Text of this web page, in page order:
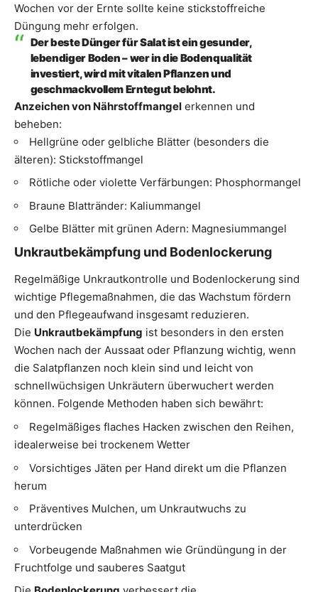
Wochen vor der Ernte sollte keine stickstoffreiche
Düngung mehr erfolgen.
Der beste Dünger für Salat ist ein gesunder,
lebendiger Boden – wer in die Bodenqualität
investiert, wird mit vitalen Pflanzen und
geschmackvollem Erntegut belohnt.
Anzeichen von Nährstoffmangel erkennen und
beheben:
Hellgrüne oder gelbliche Blätter (besonders die
älteren): Stickstoffmangel
Rötliche oder violette Verfärbungen: Phosphormangel
Braune Blattränder: Kaliummangel
Gelbe Blätter mit grünen Adern: Magnesiummangel
Unkrautbekämpfung und Bodenlockerung
Regelmäßige Unkrautkontrolle und Bodenlockerung sind
wichtige Pflegemaßnahmen, die das Wachstum fördern
und den Pflegeaufwand insgesamt reduzieren.
Die Unkrautbekämpfung ist besonders in den ersten
Wochen nach der Aussaat oder Pflanzung wichtig, wenn
die Salatpflanzen noch klein sind und leicht von
schnellwüchsigen Unkräutern überwuchert werden
können. Folgende Methoden haben sich bewährt:
Regelmäßiges flaches Hacken zwischen den Reihen,
idealerweise bei trockenem Wetter
Vorsichtiges Jäten per Hand direkt um die Pflanzen
herum
Präventives Mulchen, um Unkrautwuchs zu
unterdrücken
Vorbeugende Maßnahmen wie Gründüngung in der
Fruchtfolge und sauberes Saatgut